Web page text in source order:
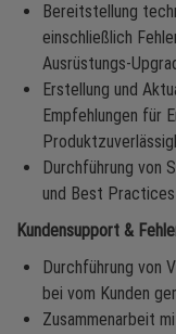
Bereitstellung
einschließlich
Ausrüstungs-
Erstellung und
Empfehlungen für
Durchführung von
und Best
Kundensupport &
Durchführung von
bei vom Kunden
Zusammenarbeit